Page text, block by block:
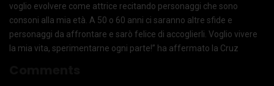
voglio evolvere come attrice recitando personaggi che sono
consoni alla mia età. A 50 o 60 anni ci saranno altre sfide e
personaggi da affrontare e sarò felice di accoglierli. Voglio vivere
la mia vita, sperimentarne ogni parte!” ha affermato la Cruz